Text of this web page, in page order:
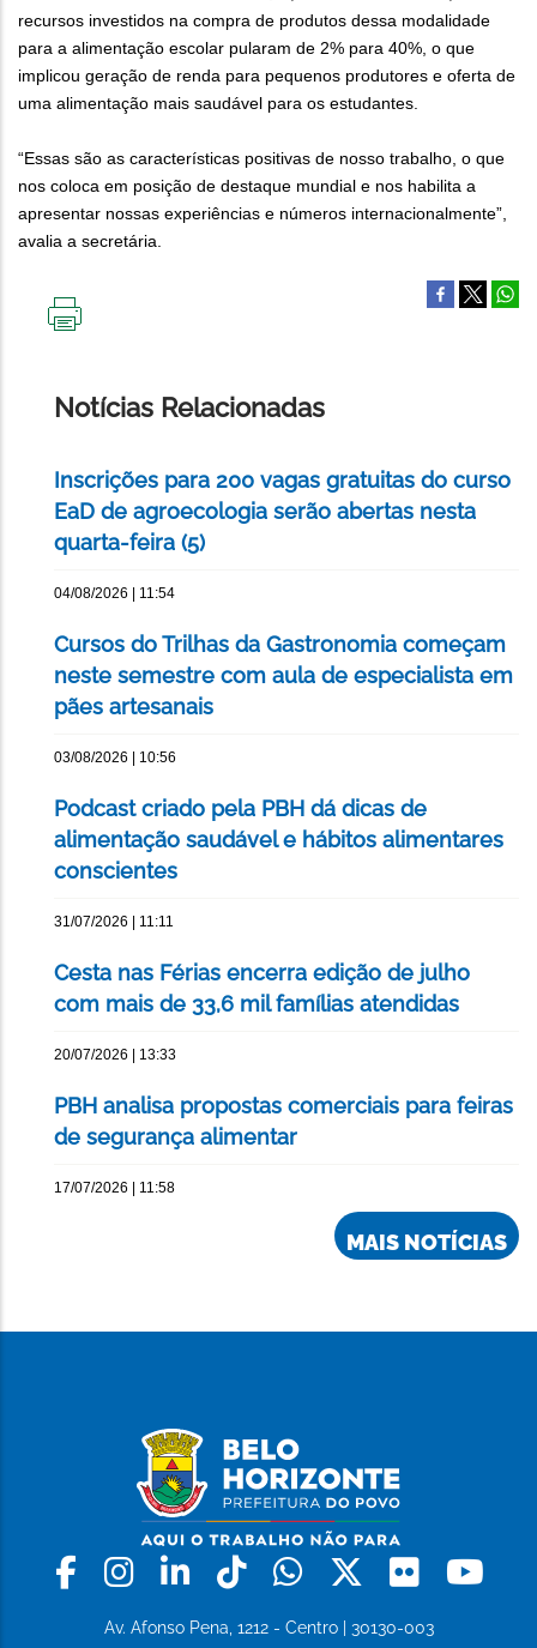
recursos investidos na compra de produtos dessa modalidade
para a alimentação escolar pularam de 2% para 40%, o que
implicou geração de renda para pequenos produtores e oferta de
uma alimentação mais saudável para os estudantes.
“Essas são as características positivas de nosso trabalho, o que
nos coloca em posição de destaque mundial e nos habilita a
apresentar nossas experiências e números internacionalmente”,
avalia a secretária.
Notícias Relacionadas
Inscrições para 200 vagas gratuitas do curso
EaD de agroecologia serão abertas nesta
quarta-feira (5)
04/08/2026 | 11:54
Cursos do Trilhas da Gastronomia começam
neste semestre com aula de especialista em
pães artesanais
03/08/2026 | 10:56
Podcast criado pela PBH dá dicas de
alimentação saudável e hábitos alimentares
conscientes
31/07/2026 | 11:11
Cesta nas Férias encerra edição de julho
com mais de 33,6 mil famílias atendidas
20/07/2026 | 13:33
PBH analisa propostas comerciais para feiras
de segurança alimentar
17/07/2026 | 11:58
MAIS NOTÍCIAS
Facebook
Instagram
LinkedinTiktokWhatsapp
X Flickr
Av. Afonso Pena, 1212 - Centro | 30130-003